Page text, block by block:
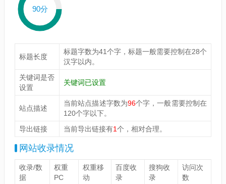
90分
标题长度
标题字数为41个字，标题一般需要控制在28个
汉字以内。
关键词是否
设置
关键词已设置
站点描述
当前站点描述字数为96个字，一般需要控制在
120个字以下。
导出链接
当前导出链接有1个，相对合理。
网站收录情况
收录/数
据
权重
PC
权重移
动
百度收
录
搜狗收
录
访问次
数